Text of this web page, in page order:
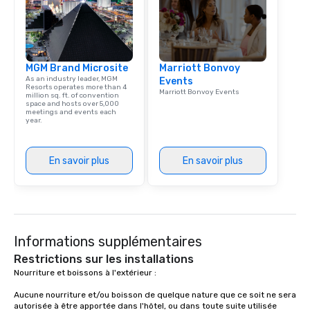
MGM Brand Microsite
As an industry leader, MGM
Resorts operates more than 4
million sq. ft. of convention
space and hosts over 5,000
meetings and events each
year.
En savoir plus
Marriott Bonvoy
Events
Marriott Bonvoy Events
En savoir plus
Informations supplémentaires
Restrictions sur les installations
Nourriture et boissons à l'extérieur :
Aucune nourriture et/ou boisson de quelque nature que ce soit ne sera
autorisée à être apportée dans l'hôtel, ou dans toute suite utilisée